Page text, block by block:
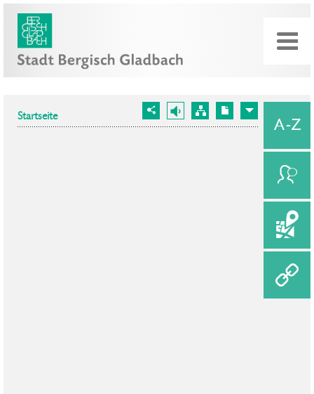
Startseite